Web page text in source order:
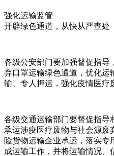
强化运输监管
开辟绿色通道，从快从严查处
各级公安部门要加强督促指导
弃口罩运输绿色通道，优化运
输、专人押运，强化疫情医疗
各级交通运输部门要督促指导
承运涉疫医疗废物与社会源
险货物运输企业承运，落实
成运输工作，并将运输情况